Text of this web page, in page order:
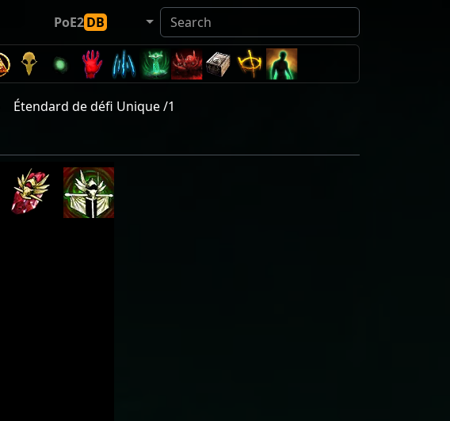
PoE2DB
Étendard de défi Unique /1